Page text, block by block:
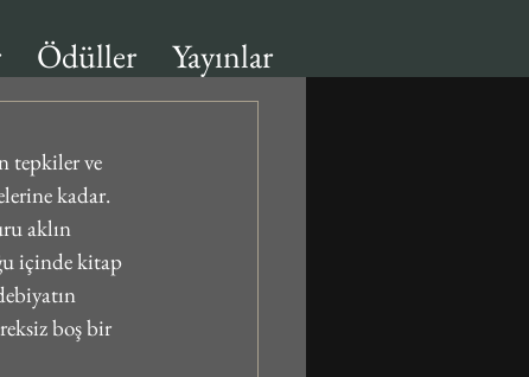
Ödüller Yayınlar
tepkiler ve
kadar.
aklın
içinde kitap
boş bir